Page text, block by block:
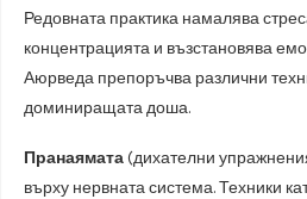
Редовната практика намалява
концентрацията и възстановява
Аюрведа препоръчва различни
доминиращата доша.
Пранаямата(дихателни
върху нервната система. Техники